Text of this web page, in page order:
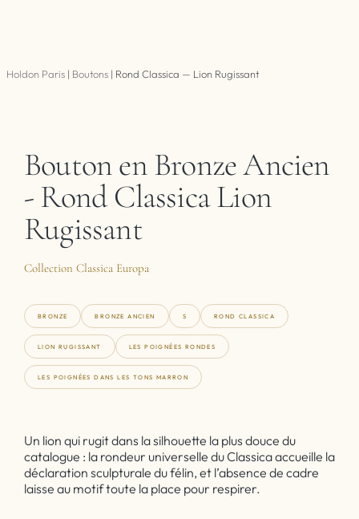
Holdon Paris | Boutons | Rond Classica — Lion Rugissant
Bouton en Bronze Ancien
- Rond Classica Lion
Rugissant
Collection Classica Europa
BRONZE BRONZE ANCIEN S ROND CLASSICA
LION RUGISSANT LES POIGNÉES RONDES
LES POIGNÉES DANS LES TONS MARRON
Un lion qui rugit dans la silhouette la plus douce du
catalogue : la rondeur universelle du Classica accueille la
déclaration sculpturale du félin, et l’absence de cadre
laisse au motif toute la place pour respirer.